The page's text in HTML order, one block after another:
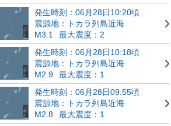
発生時刻：06月28日10:20頃
震源地：トカラ列島近海
M3.1
最大震度：2
発生時刻：06月28日10:18頃
震源地：トカラ列島近海
M2.9
最大震度：1
発生時刻：06月28日09:55頃
震源地：トカラ列島近海
M2.8
最大震度：1